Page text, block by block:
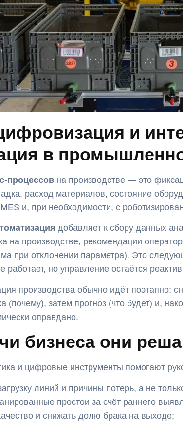
и
в
процессов на производстве — это
расход материалов, состояние
и, при необходимости, с
добавляет к сбору данных
на производстве, рекомендации
при отклонении параметра). Это
работает, но управление остаётся
производства обычно идёт поэтапно:
(почему), затем прогноз (что будет) и,
оправдано.
бизнеса они
и цифровые инструменты помогают
линий и причины потерь, а не
простои за счёт раннего
и снижать долю брака на выходе;